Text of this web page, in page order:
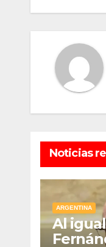
Noticias
ARGENTINA
Al